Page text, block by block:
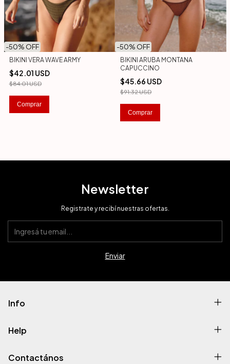
-50% OFF
BIKINI VERA WAVE ARMY
$42.01 USD
$84.01 USD
Comprar
-50% OFF
BIKINI ARUBA MONTANA
CAPUCCINO
$45.66 USD
$91.32 USD
Comprar
Newsletter
Registrate y recibí nuestras ofertas.
Info
Help
Contactános